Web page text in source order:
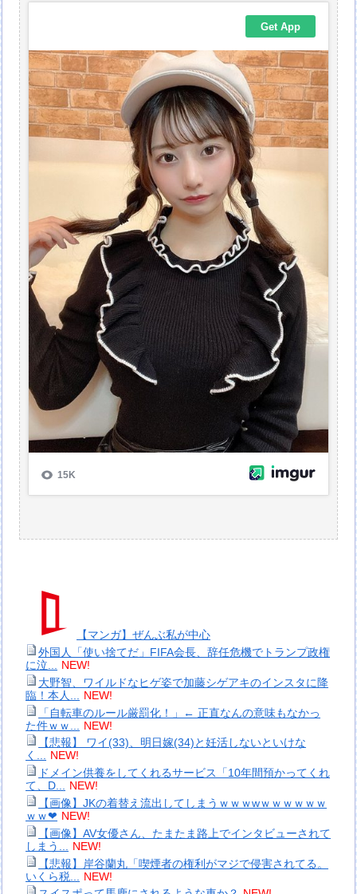
【マンガ】ぜんぶ私が中心
外国人「使い捨てだ」FIFA会長、辞任危機でトランプ政権
に泣...
NEW!
大野智、ワイルドなヒゲ姿で加藤シゲアキのインスタに降
臨！本人...
NEW!
「自転車のルール厳罰化！」← 正直なんの意味もなかっ
た件ｗｗ...
NEW!
【悲報】 ワイ(33)、明日嫁(34)と妊活しないといけな
く... NEW!
ドメイン供養をしてくれるサービス「10年間預かってくれ
て、D...
NEW!
【画像】JKの着替え流出してしまうｗｗｗwｗｗｗｗｗｗ
ｗｗ❤ NEW!
【画像】AV女優さん、たまたま路上でインタビューされて
しまう...
NEW!
【悲報】岸谷蘭丸「喫煙者の権利がマジで侵害されてる。
いくら税...
NEW!